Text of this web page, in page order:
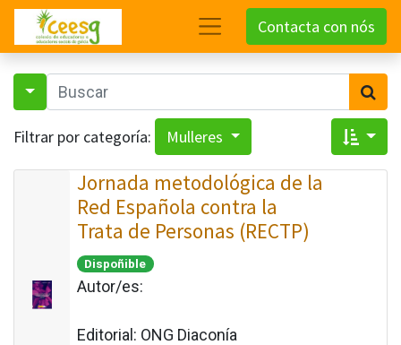
Contacta con nós
Filtrar por categoría: Mulleres
Jornada metodológica de la
Red Española contra la
Trata de Personas (RECTP)
Dispoñible
Autor/es:
Editorial: ONG Diaconía